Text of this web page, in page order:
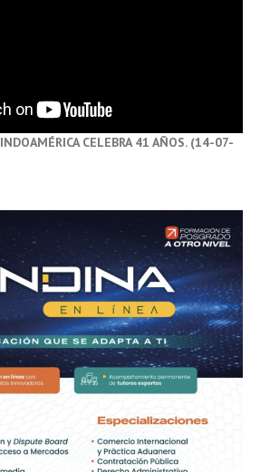
INDOAMÉRICA CELEBRA 41 AÑOS. (14-07-